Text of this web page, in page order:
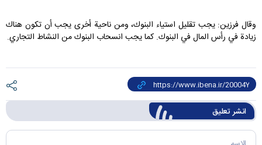
وقال فرزين: يجب تقليل استياء البنوك، ومن ناحية أخرى يجب أن تكون هناك
زيادة في رأس المال في البنوك. كما يجب انسحاب البنوك من النشاط التجاري.
انشر تعليق